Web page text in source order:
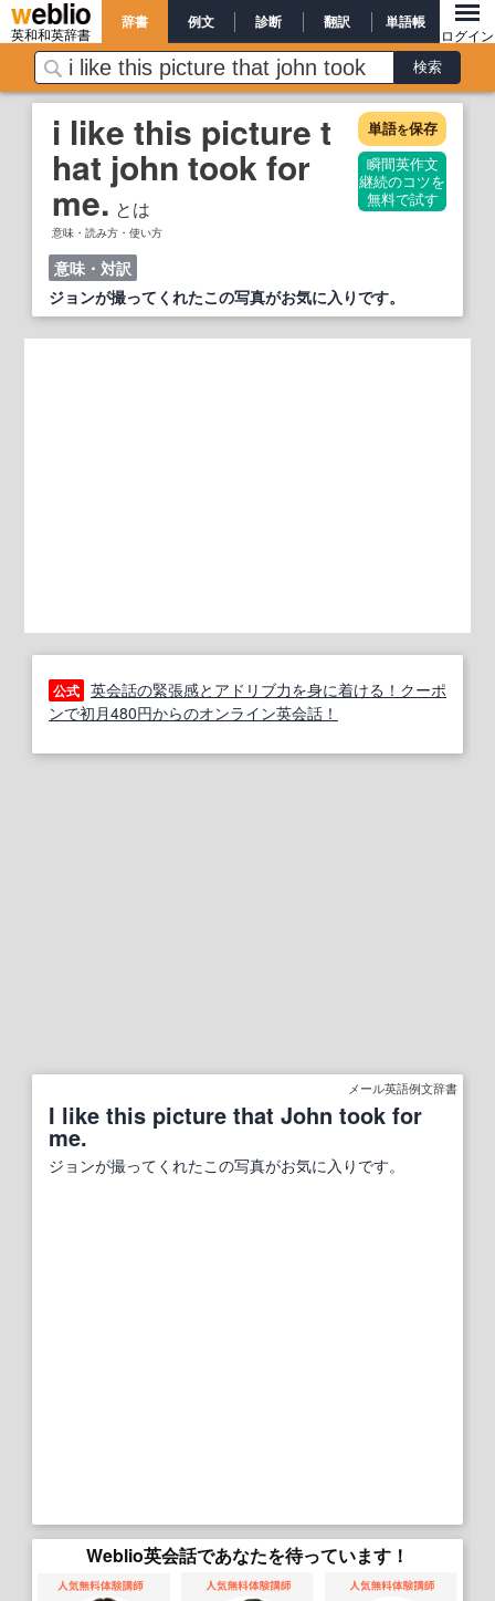
英和和英辞書
辞書 例文 診断 翻訳 単語帳
ログイン
i like this picture t
hat john took for
me. とは
意味・読み方・使い方
単語を保存
瞬間英作文
継続のコツを
無料で試す
意味・対訳
ジョンが撮ってくれたこの写真がお気に入りです。
公式 英会話の緊張感とアドリブ力を身に着ける！クーポ
ンで初月480円からのオンライン英会話！
メール英語例文辞書
I like this picture that John took for
me.
ジョンが撮ってくれたこの写真がお気に入りです。
Weblio英会話であなたを待っています！